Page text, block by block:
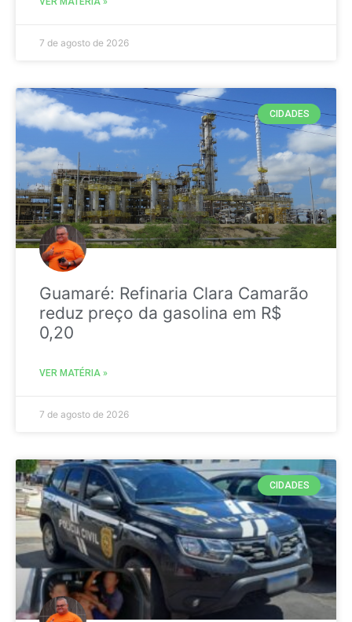
7 de agosto de 2026
CIDADES
Guamaré: Refinaria Clara Camarão
reduz preço da gasolina em R$
0,20
VER MATÉRIA »
7 de agosto de 2026
CIDADES